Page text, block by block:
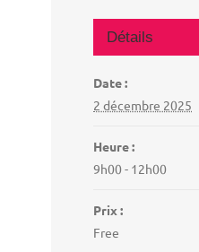
Détails
Date :
2 décembre 2025
Heure :
9h00 - 12h00
Prix :
Free